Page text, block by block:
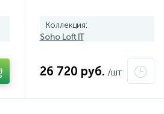
Коллекция:
Soho Loft IT
26 720 руб. /шт